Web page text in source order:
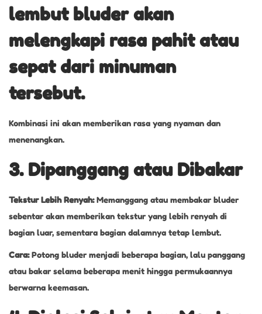
lembut bluder akan
melengkapi rasa pahit atau
sepat dari minuman
tersebut.
Kombinasi ini akan memberikan rasa yang nyaman dan
menenangkan.
3. Dipanggang atau Dibakar
Tekstur Lebih Renyah:Memanggang atau membakar bluder
sebentar akan memberikan tekstur yang lebih renyah di
bagian luar, sementara bagian dalamnya tetap lembut.
Cara:Potong bluder menjadi beberapa bagian, lalu panggang
atau bakar selama beberapa menit hingga permukaannya
berwarna keemasan.